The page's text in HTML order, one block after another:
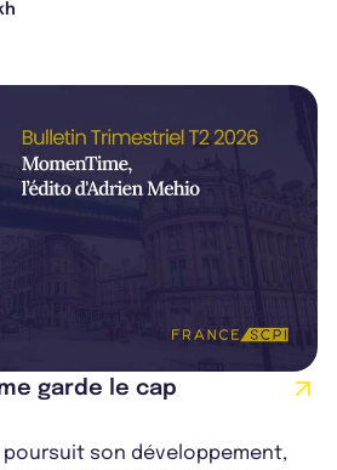
un établis...
garde le cap
poursuit son développement,